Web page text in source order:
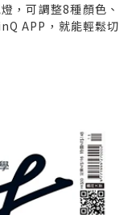
，可調整8種顏色、
APP，就能輕鬆切